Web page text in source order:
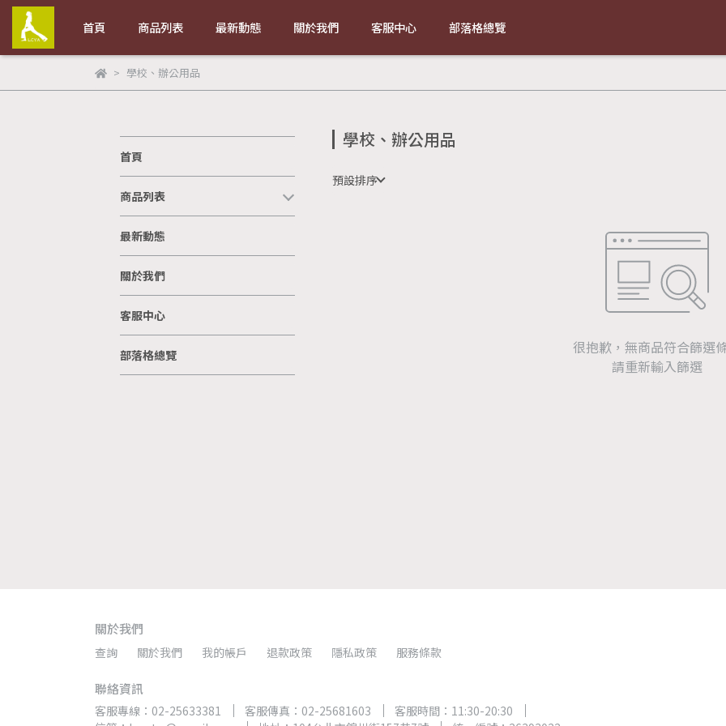
首頁 商品列表 最新動態 關於我們 客服中心 部落格總覽
學校、辦公用品
首頁
商品列表
最新動態
關於我們
客服中心
部落格總覽
學校、辦公用品
預設排序
很抱歉，無商品符合篩選
請重新輸入篩選
關於我們
查詢 關於我們 我的帳戶 退款政策 隱私政策 服務條款
聯絡資訊
客服專線：02-25633381 客服傳真：02-25681603
客服時間：11:30-20:30